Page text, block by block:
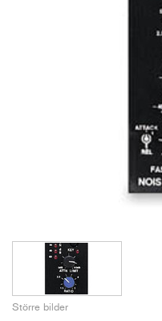
Större bilder